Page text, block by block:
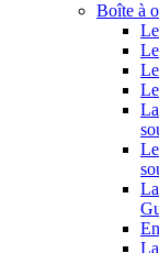
Boîte à